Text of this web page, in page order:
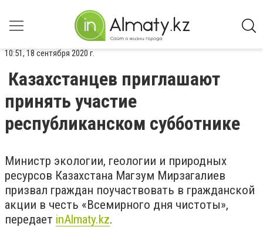
10:51, 18 сентября 2020 г.
Казахстанцев приглашают
принять участие
республиканском субботнике
Министр экологии, геологии и природных
ресурсов Казахстана Магзум Мирзагалиев
призвал граждан поучаствовать в гражданской
акции в честь «Всемирного дня чистоты»,
передает inAlmaty.kz.